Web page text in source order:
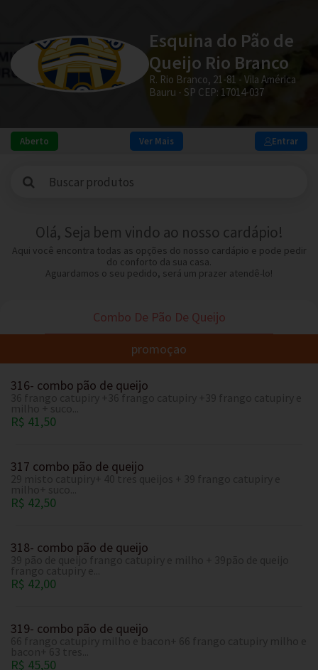
Esquina do Pão de
Queijo Rio Branco
R. Rio Branco, 21-81 - Vila América
Bauru - SP CEP: 17014-037
Entrar
Aberto Ver Mais
Olá, Seja bem vindo ao nosso cardápio!
Aqui você encontra todas as opções do nosso cardápio e pode pedir
do conforto da sua casa.
Aguardamos o seu pedido, será um prazer atendê-lo!
Combo De Pão De Queijo
promoçao
316- combo pão de queijo
R$ 41,50
317 combo pão de queijo
R$ 42,50
318- combo pão de queijo
R$ 42,00
319- combo pão de queijo
R$ 45,50